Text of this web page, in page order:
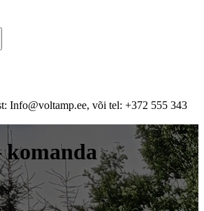
Info@voltamp.ee, või tel: +372 555 343
komanda